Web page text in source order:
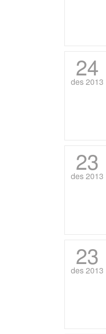
24
des 2013
23
des 2013
23
des 2013